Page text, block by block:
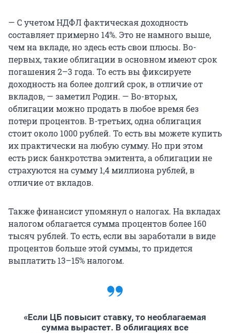
— С учетом НДФЛ фактическая доходность
составляет примерно 14%. Это не намного выше,
чем на вкладе, но здесь есть свои плюсы. Во-
первых, такие облигации в основном имеют срок
погашения 2–3 года. То есть вы фиксируете
доходность на более долгий срок, в отличие от
вкладов, — заметил Родин. — Во-вторых,
облигации можно продать в любое время без
потери процентов. В-третьих, одна облигация
стоит около 1000 рублей. То есть вы можете купить
их практически на любую сумму. Но при этом
есть риск банкротства эмитента, а облигации не
страхуются на сумму 1,4 миллиона рублей, в
отличие от вкладов.
Также финансист упомянул о налогах. На вкладах
налогом облагается сумма процентов более 160
тысяч рублей. То есть, если вы заработали в виде
процентов больше этой суммы, то придется
выплатить 13–15% налогом.
«Если ЦБ повысит ставку, то необлагаемая
сумма вырастет. В облигациях все